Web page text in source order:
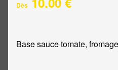
Dès
Base sauce tomate,